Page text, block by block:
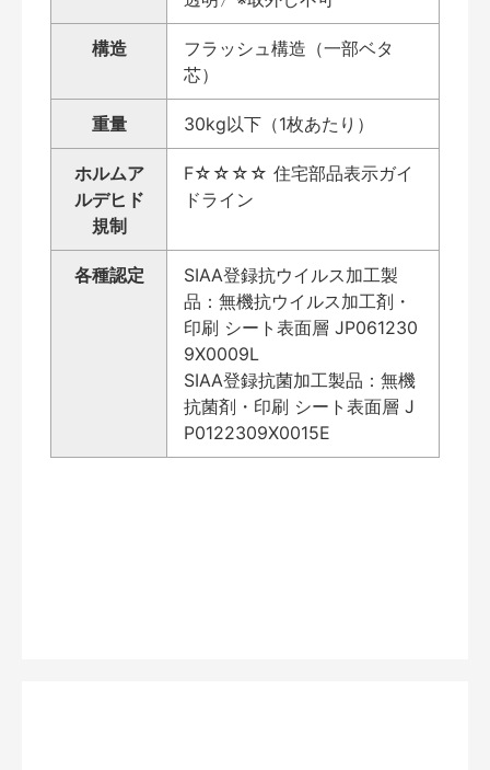
構造
フラッシュ構造（一部ベタ
芯）
重量 30kg以下（1枚あたり）
ホルムア
ルデヒド
規制
F☆☆☆☆ 住宅部品表示ガイ
ドライン
各種認定
SIAA登録抗ウイルス加工製
品：無機抗ウイルス加工剤・
印刷 シート表面層 JP061230
9X0009L
SIAA登録抗菌加工製品：無機
抗菌剤・印刷 シート表面層 J
P0122309X0015E